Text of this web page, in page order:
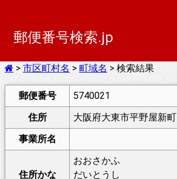
郵便番号検索.jp
> 市区町村名 > 町域名 > 検索結果
郵便番号
5740021
住所
大阪府大東市平野屋新町
事業所名
住所かな
おおさかふ
だいとうし